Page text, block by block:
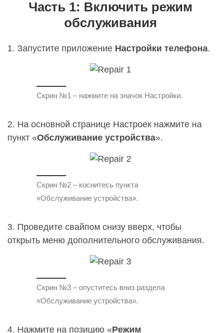
Часть 1: Включить режим
обслуживания
1. Запустите приложение Настройки телефона.
Скрин №1 – нажмите на значок Настройки.
2. На основной странице Настроек нажмите на
пункт «Обслуживание устройства».
Скрин №2 – коснитесь пункта
«Обслуживание устройства».
3. Проведите свайпом снизу вверх, чтобы
открыть меню дополнительного обслуживания.
Скрин №3 – опуститесь вниз раздела
«Обслуживание устройства».
4. Нажмите на позицию «Режим